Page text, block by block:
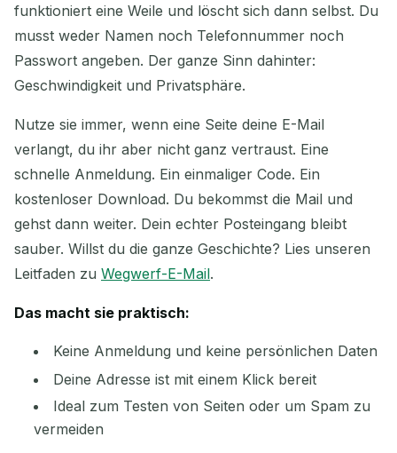
Kopieren QR
Ausgewählte löschen E-Mail ändern
Aktualisieren
Nächste Aktualisierung in15Sekunden
ABSENDER BETREFF
funktioniert eine Weile und löscht sich dann selbst. Du
musst weder Namen noch Telefonnummer noch
Passwort angeben. Der ganze Sinn dahinter:
Geschwindigkeit und Privatsphäre.
Nutze sie immer, wenn eine Seite deine E-Mail
verlangt, du ihr aber nicht ganz vertraust. Eine
schnelle Anmeldung. Ein einmaliger Code. Ein
kostenloser Download. Du bekommst die Mail und
gehst dann weiter. Dein echter Posteingang bleibt
sauber. Willst du die ganze Geschichte? Lies unseren
Leitfaden zu Wegwerf-E-Mail.
Das macht sie praktisch:
Keine Anmeldung und keine persönlichen Daten
Deine Adresse ist mit einem Klick bereit
Ideal zum Testen von Seiten oder um Spam zu
vermeiden